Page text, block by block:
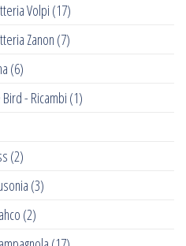
Volpi (17)
Zanon (7)
(6)
- Ricambi (1)
(2)
(3)
(2)